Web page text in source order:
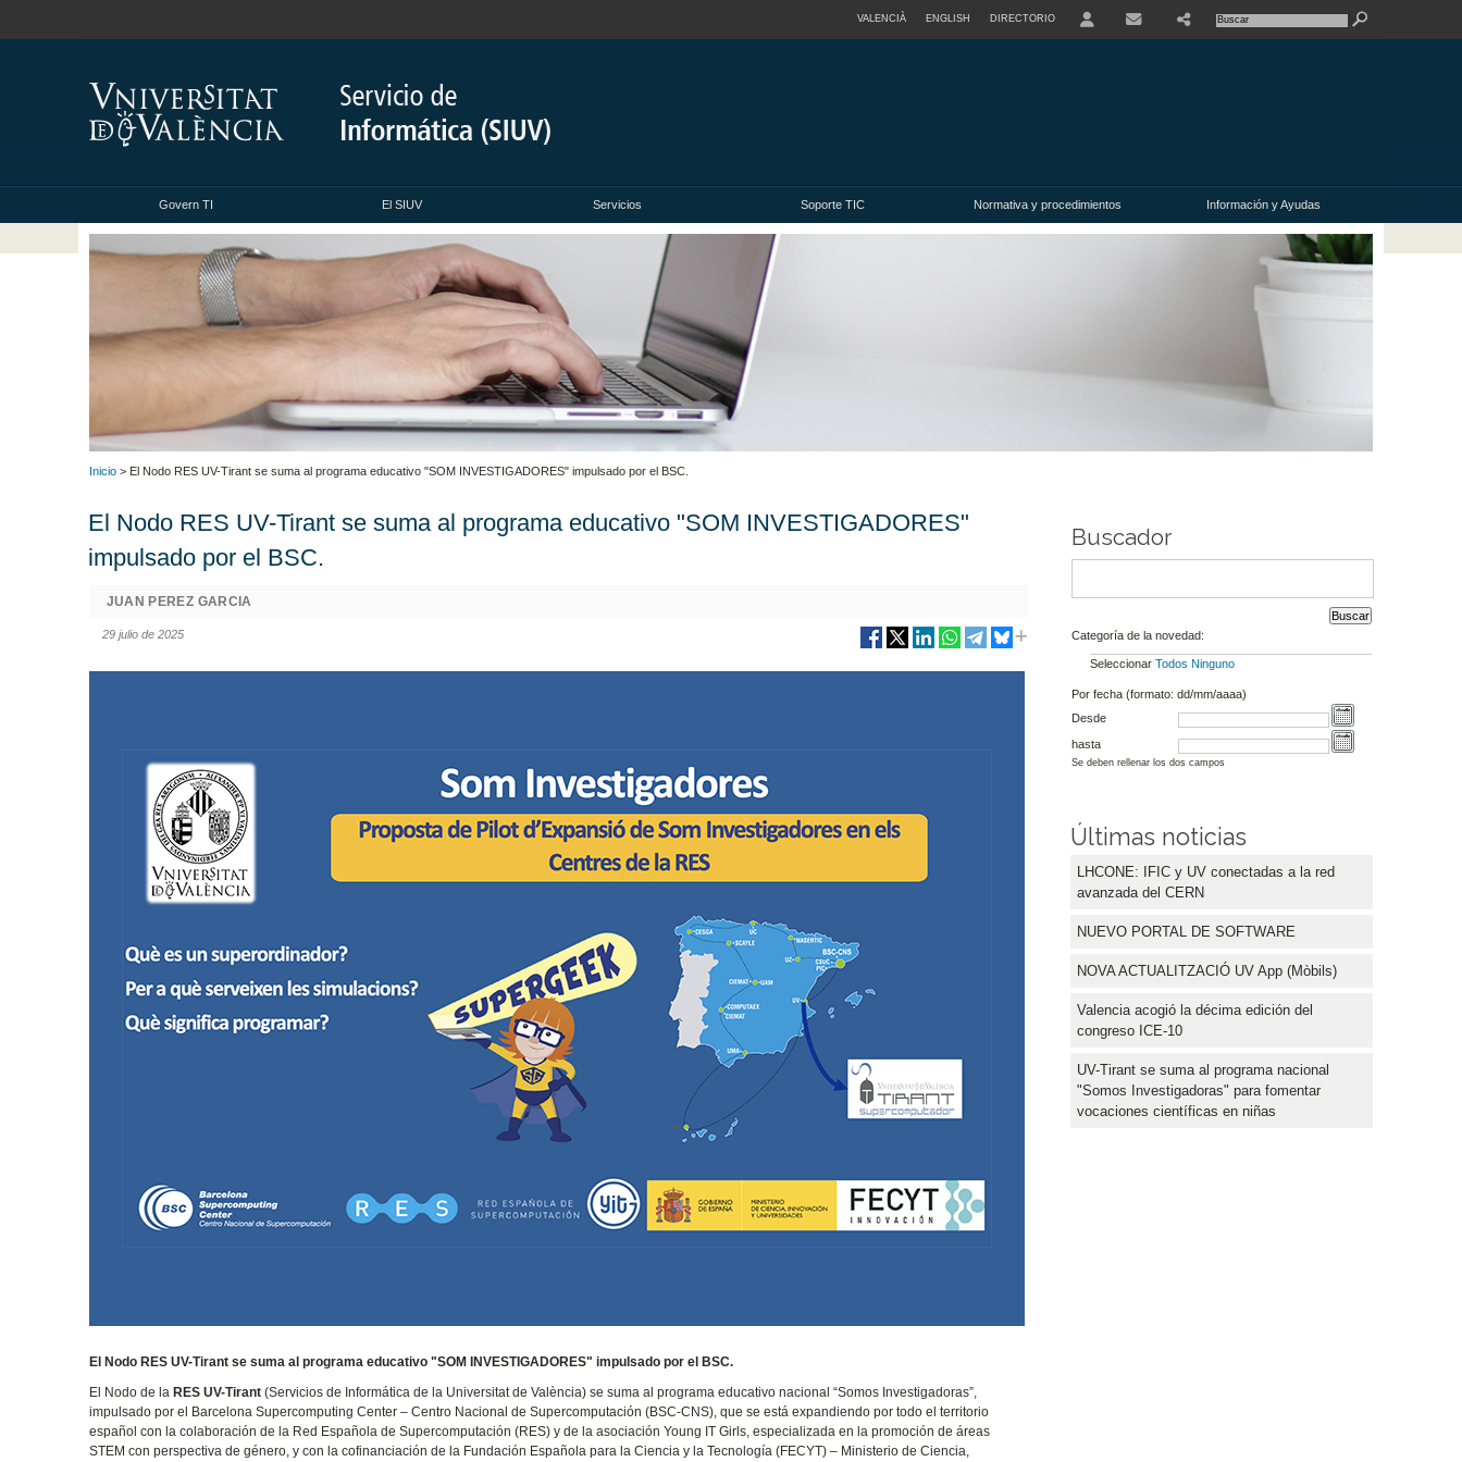
VALENCIÀ ENGLISH DIRECTORIO
Govern TI El SIUV Servicios Soporte TIC Normativa y procedimientos Información y Ayudas
Inicio > El Nodo RES UV-Tirant se suma al programa educativo "SOM INVESTIGADORES" impulsado por el BSC.
El Nodo RES UV-Tirant se suma al programa educativo "SOM INVESTIGADORES"
impulsado por el BSC.
JUAN PEREZ GARCIA
29 julio de 2025
El Nodo RES UV-Tirant se suma al programa educativo "SOM INVESTIGADORES" impulsado por el BSC.
El Nodo de la RES UV-Tirant(Servicios de Informática de la Universitat de València) se suma al programa educativo nacional “Somos Investigadoras”,
impulsado por el Barcelona Supercomputing Center – Centro Nacional de Supercomputación (BSC-CNS), que se está expandiendo por todo el territorio
español con la colaboración de la Red Española de Supercomputación (RES) y de la asociación Young IT Girls, especializada en la promoción de áreas
STEM con perspectiva de género, y con la cofinanciación de la Fundación Española para la Ciencia y la Tecnología (FECYT) – Ministerio de Ciencia,
Buscador
Categoría de la novedad:
Seleccionar Todos Ninguno
Por fecha (formato: dd/mm/aaaa)
Desde
hasta
Se deben rellenar los dos campos
Últimas noticias
LHCONE: IFIC y UV conectadas a la red
avanzada del CERN
NUEVO PORTAL DE SOFTWARE
NOVA ACTUALITZACIÓ UV App (Mòbils)
Valencia acogió la décima edición del
congreso ICE-10
UV-Tirant se suma al programa nacional
"Somos Investigadoras" para fomentar
vocaciones científicas en niñas